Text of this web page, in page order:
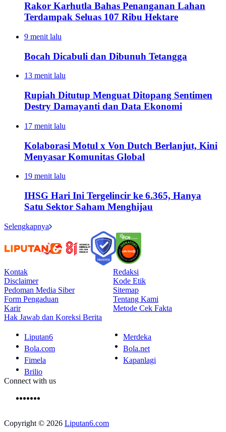
Rakor Karhutla Bahas Penanganan Lahan
Terdampak Seluas 107 Ribu Hektare
9 menit lalu
Bocah Dicabuli dan Dibunuh Tetangga
13 menit lalu
Rupiah Ditutup Menguat Ditopang Sentimen
Destry Damayanti dan Data Ekonomi
17 menit lalu
Kolaborasi Motul x Von Dutch Berlanjut, Kini
Menyasar Komunitas Global
19 menit lalu
IHSG Hari Ini Tergelincir ke 6.365, Hanya
Satu Sektor Saham Menghijau
Selengkapnya
Kontak
Redaksi
Disclaimer
Kode Etik
Pedoman Media Siber
Sitemap
Form Pengaduan
Tentang Kami
Karir
Metode Cek Fakta
Hak Jawab dan Koreksi Berita
Liputan6
Merdeka
Bola.com
Bola.net
Fimela
Kapanlagi
Brilio
Connect with us
Copyright © 2026 Liputan6.com